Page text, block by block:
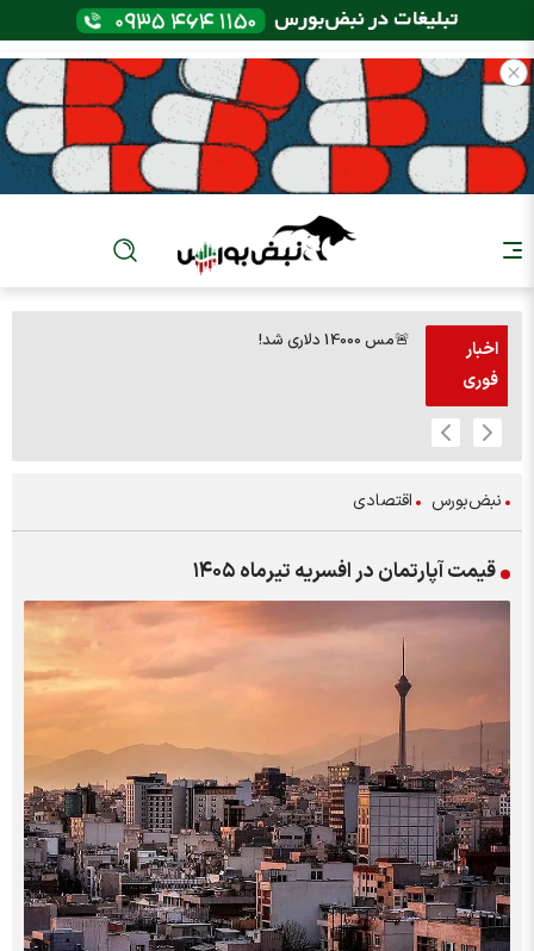
اخبار
فوری
🚨مس 14000 دلاری شد!
نبض‌بورس اقتصادی
قیمت آپارتمان در افسریه تیرماه ۱۴۰۵